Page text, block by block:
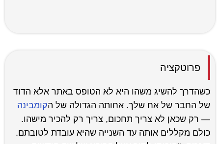
פרוטקציה
כשהדרך להשיג משהו היא לא הטופס באתר אלא הדוד
של החבר של אח שלך. אחותה הגדולה של הקומבינה
— רק שכאן לא צריך תחכום, צריך רק להכיר מישהו.
כולם מקללים אותה עד השנייה שהיא עובדת לטובתם.